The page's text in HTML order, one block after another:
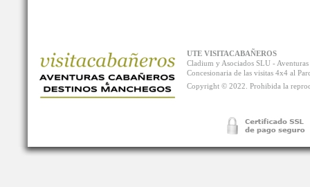
UTE VISITACABAÑEROS
Cladium y Asociados SLU -
Concesionaria de las visitas 4x4 al
Copyright © 2022. Prohibida la